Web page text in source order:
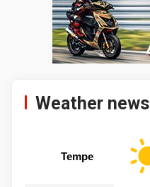
Weather news
Tempe